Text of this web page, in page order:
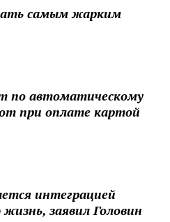
самым жарким
по автоматическому
при оплате картой
интеграцией
заявил Головин